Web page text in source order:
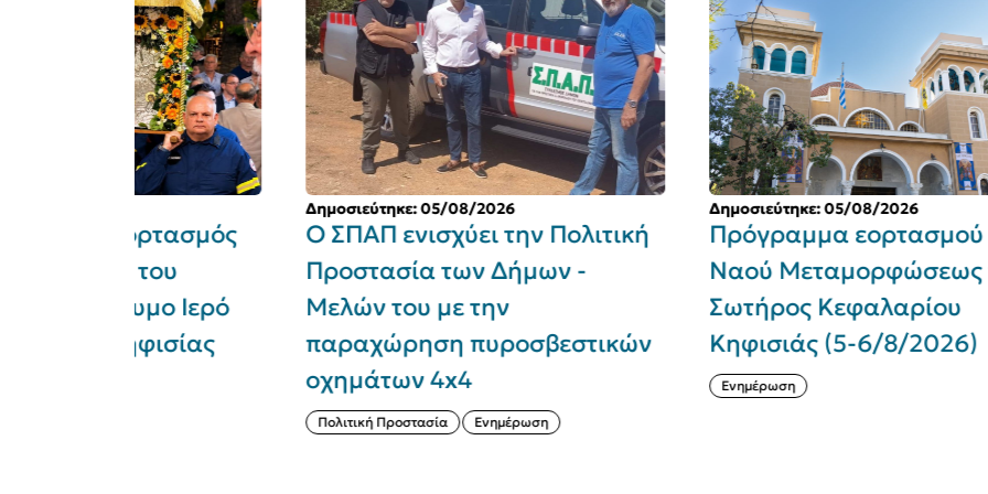
Δημοσιεύτηκε: 05/08/2026
Ο ΣΠΑΠ ενισχύει την Πολιτική
Προστασία των Δήμων -
Μελών του με την
παραχώρηση πυροσβεστικών
οχημάτων 4x4
Ενημέρωση
Δημοσιεύτηκε: 05/08/2026
Πρόγραμμα εορτασμού Ιερού
Ναού Μεταμορφώσεως του
Σωτήρος Κεφαλαρίου
Κηφισιάς (5-6/8/2026)